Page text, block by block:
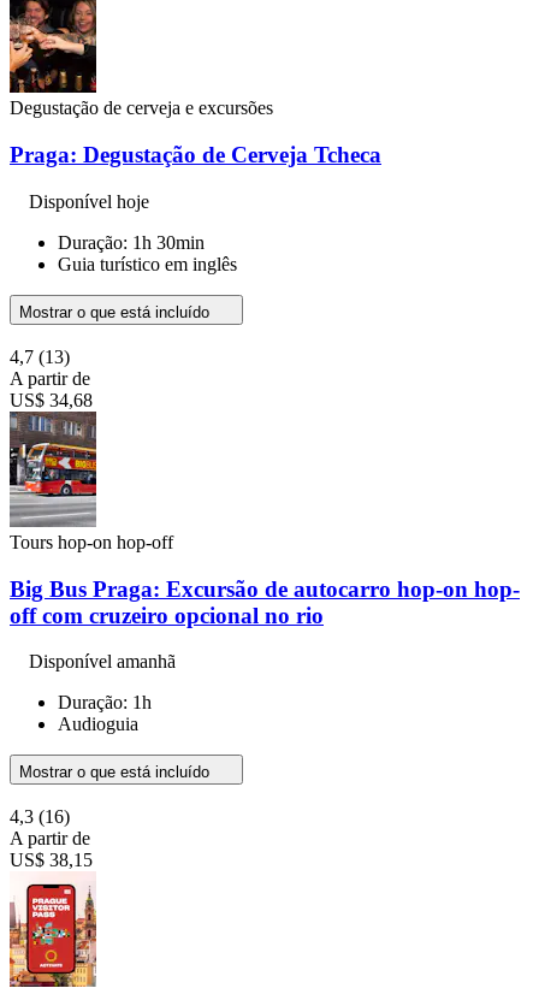
Degustação de cerveja e excursões
Praga: Degustação de Cerveja Tcheca
Disponível hoje
Duração: 1h 30min
Guia turístico em inglês
Mostrar o que está incluído
4,7 (13)
A partir de
US$ 34,68
Tours hop-on hop-off
Big Bus Praga: Excursão de autocarro hop-on hop-
off com cruzeiro opcional no rio
Disponível amanhã
Duração: 1h
Audioguia
Mostrar o que está incluído
4,3 (16)
A partir de
US$ 38,15